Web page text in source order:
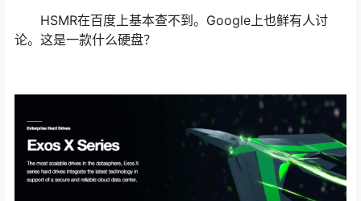
HSMR在百度上基本查不到。Google上也鲜有人讨
论。这是一款什么硬盘？